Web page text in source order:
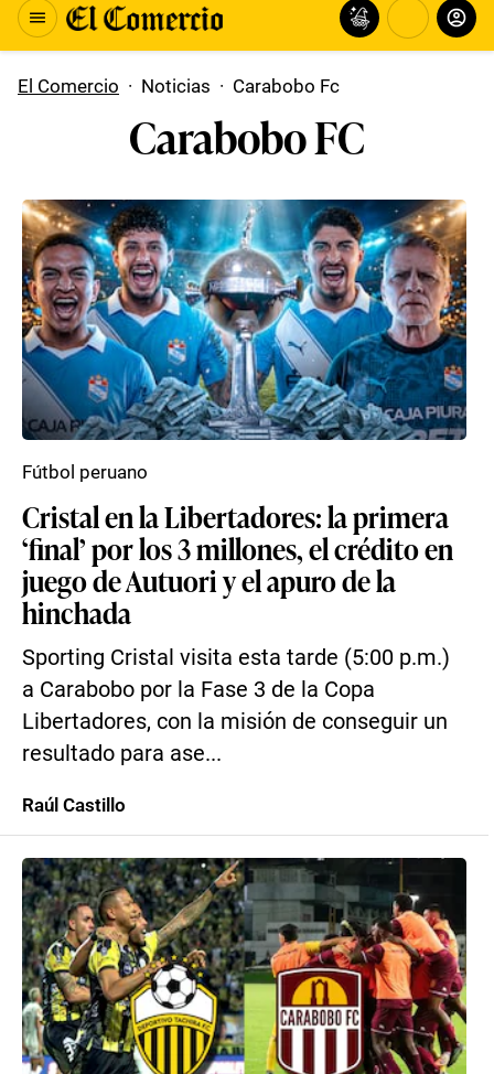
El Comercio · Noticias · Carabobo Fc
Carabobo FC
Cristal en la Libertadores: la primera
‘final’ por los 3 millones, el crédito en
juego de Autuori y el apuro de la
hinchada
Sporting Cristal visita esta tarde (5:00 p.m.)
a Carabobo por la Fase 3 de la Copa
Libertadores, con la misión de conseguir un
resultado para ase...
Fútbol peruano
Raúl Castillo